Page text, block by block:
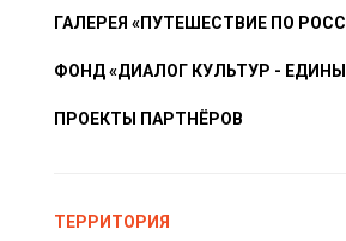
ГАЛЕРЕЯ «ПУТЕШЕСТВИЕ ПО
ФОНД «ДИАЛОГ КУЛЬТУР -
ПРОЕКТЫ ПАРТНЁРОВ
ТЕРРИТОРИЯ